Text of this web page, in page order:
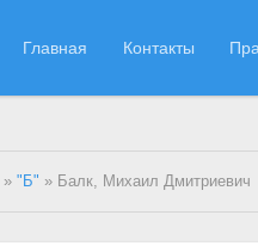
Главная Контакты
»"Б" » Балк, Михаил Дмитриевич